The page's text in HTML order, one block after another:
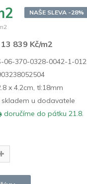
NAŠE SLEVA -28%
13 839 Kč/m2
06-370-0328-0042-1-012
x 4.2cm, tl:18mm
skladem u dodavatele
doručíme do pátku 21.8.